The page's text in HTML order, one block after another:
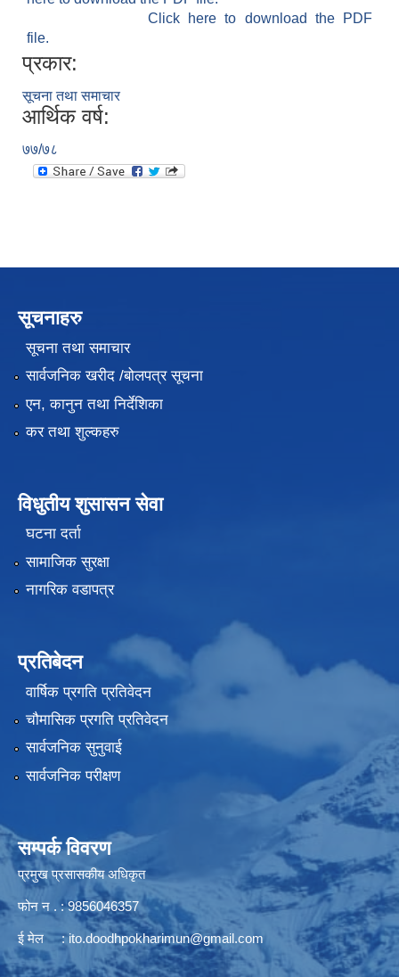
Click here to download the PDF
file.
प्रकार:
सूचना तथा समाचार
आर्थिक वर्ष:
७७/७८
सूचनाहरु
सूचना तथा समाचार
सार्वजनिक खरीद /बोलपत्र सूचना
एन, कानुन तथा निर्देशिका
कर तथा शुल्कहरु
विधुतीय शुसासन सेवा
घटना दर्ता
सामाजिक सुरक्षा
नागरिक वडापत्र
प्रतिबेदन
वार्षिक प्रगति प्रतिवेदन
चौमासिक प्रगति प्रतिवेदन
सार्वजनिक सुनुवाई
सार्वजनिक परीक्षण
सम्पर्क विवरण
प्रमुख प्रसासकीय अधिकृत
फोन न . : 9856046357
ई मेल :ito.doodhpokharimun@gmail.com